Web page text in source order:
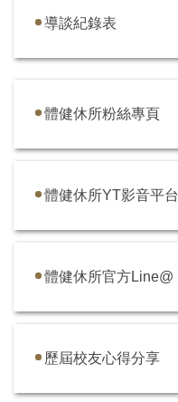
導談紀錄表
體健休所粉絲專頁
體健休所YT影音平台
體健休所官方Line@
歷屆校友心得分享